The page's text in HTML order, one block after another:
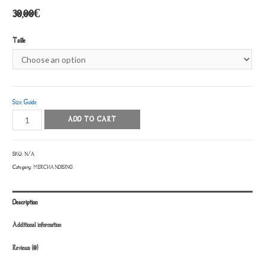
30,00€
Taille
Size Guide
Débardeur
Ichthys
ADD TO CART
SKU:N/A
Category:MERCHANDISING
Description
Additional information
Reviews (0)